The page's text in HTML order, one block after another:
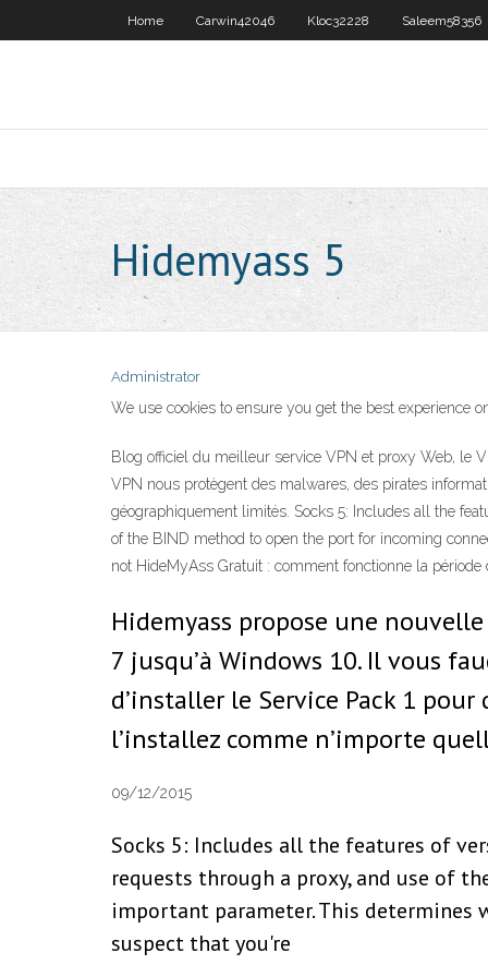
Home Carwin42046 Kloc32228 Saleem58356
Hidemyass 5
Administrator
We use cookies to ensure you get the best experience
Blog officiel du meilleur service VPN et proxy Web, le
VPN nous protègent des malwares, des pirates
géographiquement limités. Socks 5: Includes all the
of the BIND method to open the port for incoming
not HideMyAss Gratuit : comment fonctionne la
Hidemyass propose une
7 jusqu’à Windows 10. Il vous
d’installer le Service Pack 1
l’installez comme n’importe
09/12/2015
Socks 5: Includes all the features of
requests through a proxy, and use of
important parameter. This
suspect that you're